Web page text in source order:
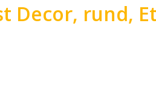
Decor, rund,